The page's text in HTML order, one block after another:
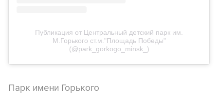
Публикация от Центральный детский парк им.
М.Горького ст.м."Площадь Победы"
(@park_gorkogo_minsk_)
Парк имени Горького